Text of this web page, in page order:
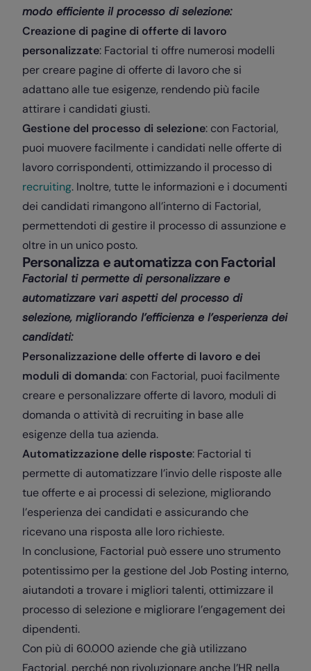
modo efficiente il processo di selezione:
Creazione di pagine di offerte di lavoro
personalizzate: Factorial ti offre numerosi modelli
per creare pagine di offerte di lavoro che si
adattano alle tue esigenze, rendendo più facile
attirare i candidati giusti.
Gestione del processo di selezione: con Factorial,
puoi muovere facilmente i candidati nelle offerte di
lavoro corrispondenti, ottimizzando il processo di
recruiting. Inoltre, tutte le informazioni e i documenti
dei candidati rimangono all’interno di Factorial,
permettendoti di gestire il processo di assunzione e
oltre in un unico posto.
Personalizza e automatizza con Factorial
Factorial ti permette di personalizzare e
automatizzare vari aspetti del processo di
selezione, migliorando l’efficienza e l’esperienza dei
candidati:
Personalizzazione delle offerte di lavoro e dei
moduli di domanda: con Factorial, puoi facilmente
creare e personalizzare offerte di lavoro, moduli di
domanda o attività di recruiting in base alle
esigenze della tua azienda.
Automatizzazione delle risposte: Factorial ti
permette di automatizzare l’invio delle risposte alle
tue offerte e ai processi di selezione, migliorando
l’esperienza dei candidati e assicurando che
ricevano una risposta alle loro richieste.
In conclusione, Factorial può essere uno strumento
potentissimo per la gestione del Job Posting interno,
aiutandoti a trovare i migliori talenti, ottimizzare il
processo di selezione e migliorare l’engagement dei
dipendenti.
Con più di 60.000 aziende che già utilizzano
Factorial, perché non rivoluzionare anche l’HR nella